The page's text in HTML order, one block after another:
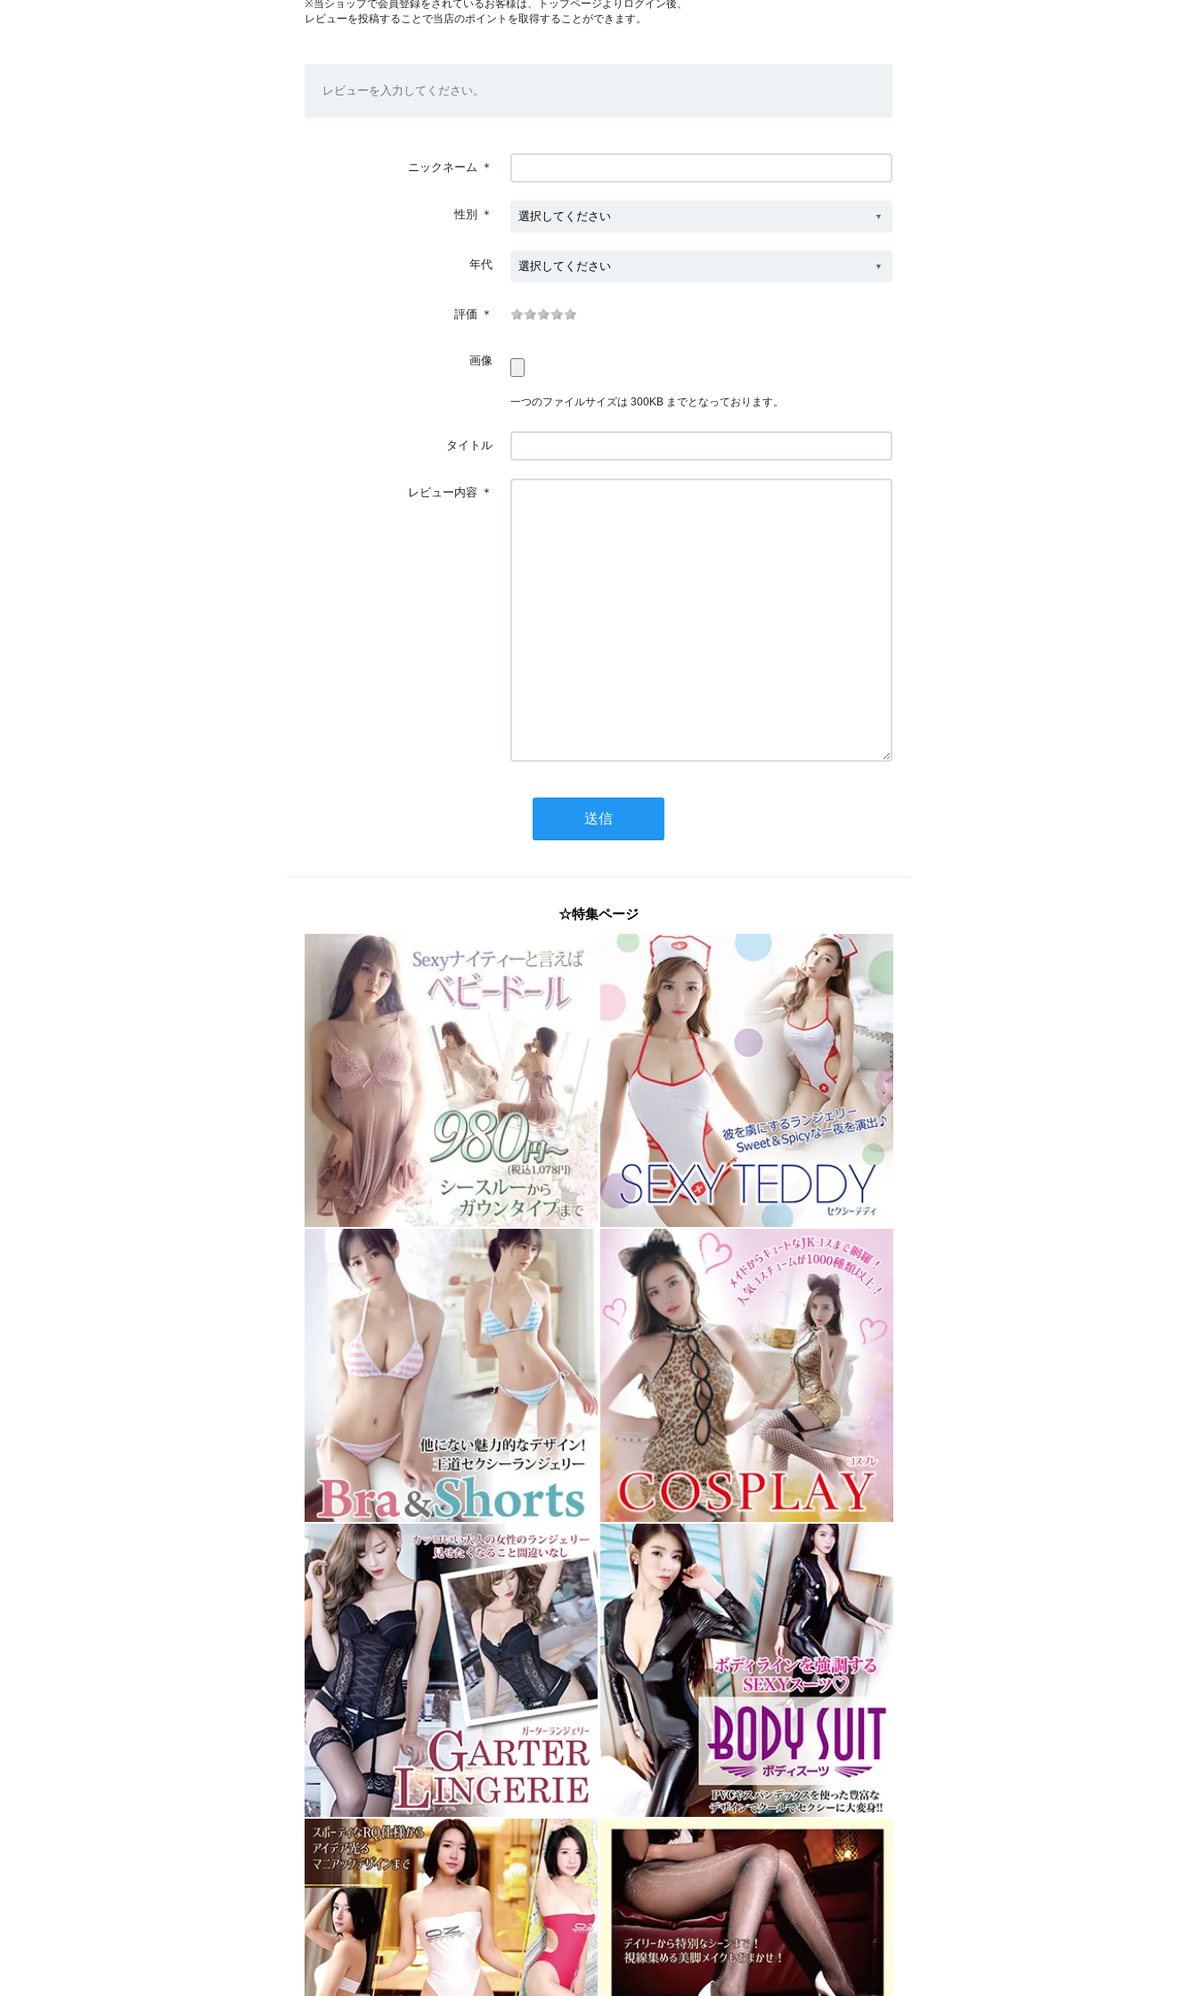
※当ショップで会員登録をされているお客様は、トップページよりログイン後、
レビューを投稿することで当店のポイントを取得することができます。
レビューを入力してください。
ニックネーム ＊
性別 ＊
年代
評価 ＊
画像
一つのファイルサイズは 300KB までとなっております。
タイトル
レビュー内容 ＊
☆特集ページ